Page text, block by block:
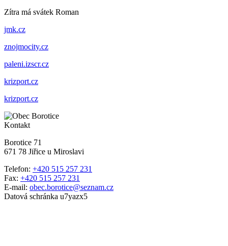
Zítra má svátek Roman
jmk.cz
znojmocity.cz
paleni.izscr.cz
krizport.cz
krizport.cz
Kontakt
Borotice 71
671 78 Jiřice u Miroslavi
Telefon: +420 515 257 231
Fax: +420 515 257 231
E-mail: obec.borotice@seznam.cz
Datová schránka u7yazx5